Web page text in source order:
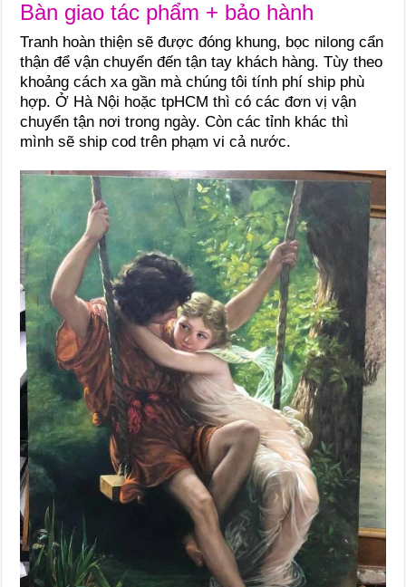
Bàn giao tác phẩm + bảo hành
Tranh hoàn thiện sẽ được đóng khung, bọc nilong cẩn
thận để vận chuyển đến tận tay khách hàng. Tùy theo
khoảng cách xa gần mà chúng tôi tính phí ship phù
hợp. Ở Hà Nội hoặc tpHCM thì có các đơn vị vận
chuyển tận nơi trong ngày. Còn các tỉnh khác thì
mình sẽ ship cod trên phạm vi cả nước.